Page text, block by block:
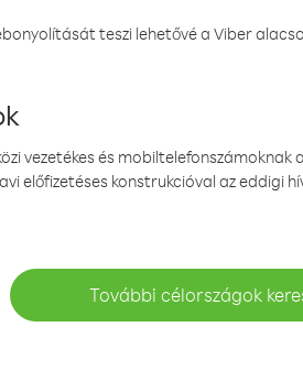
teszi lehetővé a Viber
vezetékes és
előfizetéses konstrukcióval az eddigi
További célországok